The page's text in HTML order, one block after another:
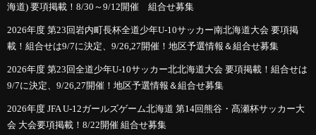
海道) 要項掲載！8/30～9/12開催 組合せ募集
2026年度 第23回岩内町長杯全道少年U-10サッカー南北海道大会 要項掲
載！組合せは9/7に決定、9/26,27開催！地区予選情報＆組合せ募集
2026年度 第23回全道少年U-10サッカー北北海道大会 要項掲載！組合せは
9/7に決定、9/26,27開催！地区予選情報＆組合せ募集
2026年度 JFA U-12ガールズゲーム北海道 第14回熊谷・髙瀬杯サッカー大
会 大会要項掲載！8/22開催 組合せ募集